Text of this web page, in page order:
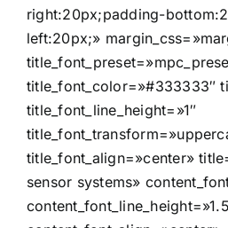
right:20px;padding-
left:20px;»
title_font_color=»#333333″
title_font_line_height=»1″
title_font_align=»center»
sensor systems»